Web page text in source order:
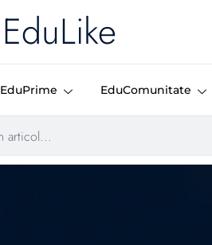
EduLike
EduPrime EduComunitate